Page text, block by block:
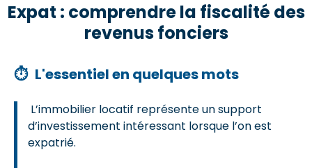
Expat : comprendre la fiscalité des
revenus fonciers
⏱ L'essentiel en quelques mots
L’immobilier locatif représente un support
d’investissement intéressant lorsque l’on est
expatrié.